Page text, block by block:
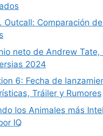
Outcall: Comparación
neto de Andrew Tate,
2024
6: Fecha de
Tráiler y Rumores
los Animales más
IQ